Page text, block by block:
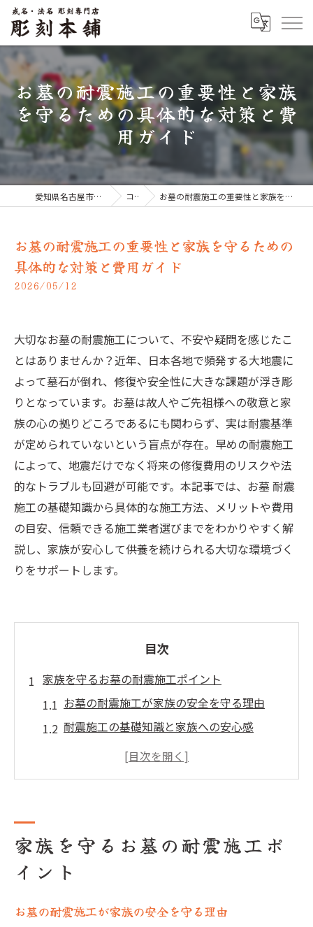
お墓の耐震施工の重要性と家族
を守るための具体的な対策と費
用ガイド
愛知県名古屋市のお墓なら彫刻本舗 コラム お墓の耐震施工の重要性と家族を守るための具体的な対策と費用ガイド
お墓の耐震施工の重要性と家族を守るための
具体的な対策と費用ガイド
2026/05/12
大切なお墓の耐震施工について、不安や疑問を感じたこ
とはありませんか？近年、日本各地で頻発する大地震に
よって墓石が倒れ、修復や安全性に大きな課題が浮き彫
りとなっています。お墓は故人やご先祖様への敬意と家
族の心の拠りどころであるにも関わらず、実は耐震基準
が定められていないという盲点が存在。早めの耐震施工
によって、地震だけでなく将来の修復費用のリスクや法
的なトラブルも回避が可能です。本記事では、お墓 耐震
施工の基礎知識から具体的な施工方法、メリットや費用
の目安、信頼できる施工業者選びまでをわかりやすく解
説し、家族が安心して供養を続けられる大切な環境づく
りをサポートします。
目次
家族を守るお墓の耐震施工ポイント
お墓の耐震施工が家族の安全を守る理由
耐震施工の基礎知識と家族への安心感
お墓に耐震施工を施す時の注意点とは
お墓の耐震施工に必要な基礎知識とは
耐震施工が地震被害を防ぐ仕組みを解説
コンクリート基礎はお墓に適しているか
家族を守るお墓の耐震施工ポ
イント
お墓の耐震施工が家族の安全を守る理由